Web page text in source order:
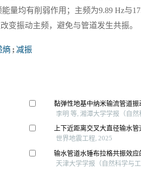
量均有削弱作用；主频为9.89 Hz与
变振动主频，避免与管道发生共振。
熵 ; 减振
黏弹性地基中纳米输流管道振
李明 等, 湘潭大学学报（自然
上下近距离交叉大直径输水
世界地震工程, 2025
输水管道水锤布拉格共振效
天津大学学报（自然科学与